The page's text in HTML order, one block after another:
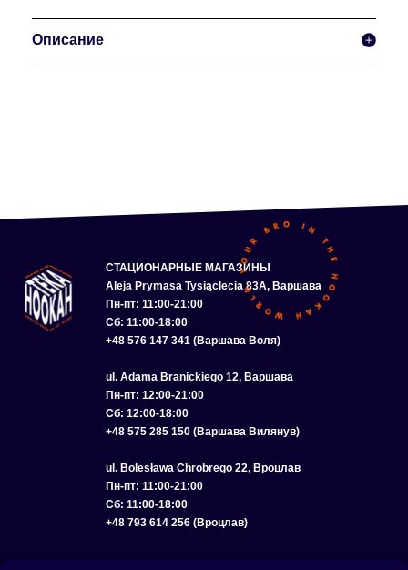
Описание
СТАЦИОНАРНЫЕ МАГАЗИНЫ
Aleja Prymasa Tysiąclecia 83A, Варшава
Пн-пт: 11:00-21:00
Сб: 11:00-18:00
+48 576 147 341 (Варшава Воля)
ul. Adama Branickiego 12, Варшава
Пн-пт: 12:00-21:00
Сб: 12:00-18:00
+48 575 285 150 (Варшава Вилянув)
ul. Bolesława Chrobrego 22, Вроцлав
Пн-пт: 11:00-21:00
Сб: 11:00-18:00
+48 793 614 256 (Вроцлав)